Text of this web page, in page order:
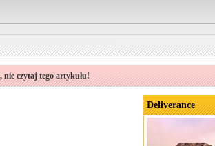
nie czytaj tego artykułu!
Deliverance